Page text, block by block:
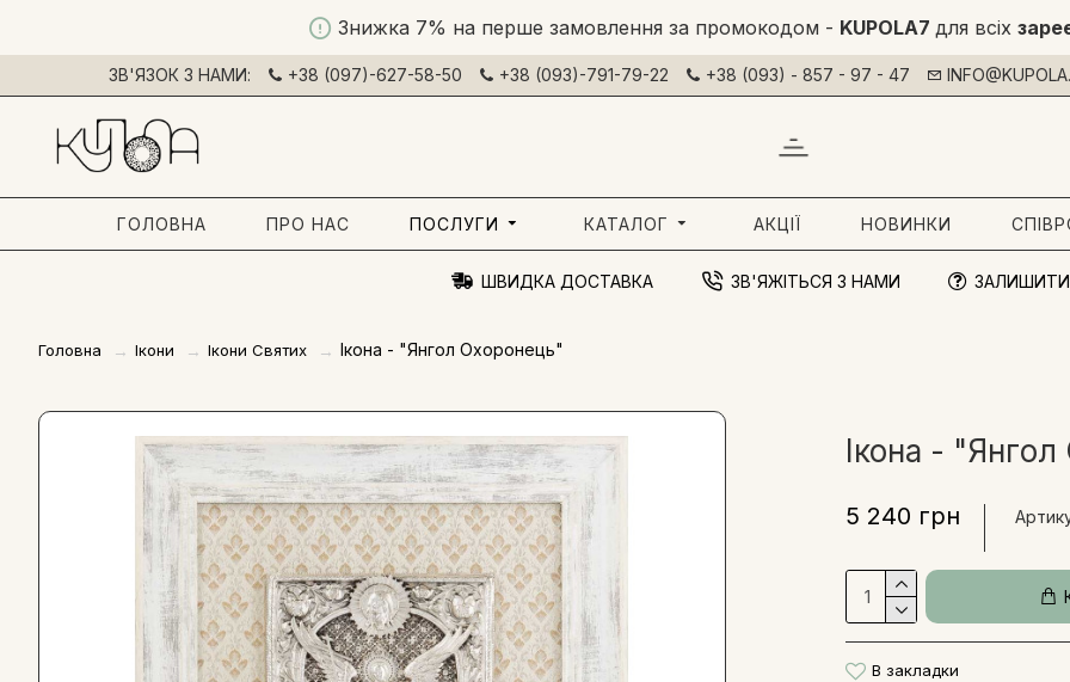
Знижка 7% на перше замовлення за промокодом - KUPOLA7 для всіх
ЗВ'ЯЗОК З НАМИ: +38 (097)-627-58-50 +38 (093)-791-79-22 +38 (093) - 857 - 97 - 47
ГОЛОВНА ПРО НАС ПОСЛУГИ КАТАЛОГ АКЦІЇ НОВИНКИ
ШВИДКА ДОСТАВКА ЗВ'ЯЖІТЬСЯ З НАМИ
Головна Ікони Ікони Святих Ікона - "Янгол Охоронець"
Ікона -
5 240 грн
В закладки